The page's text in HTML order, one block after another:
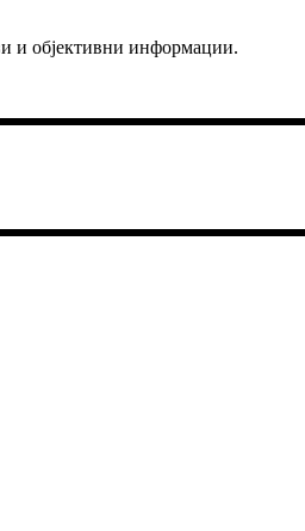
и објективни информации.